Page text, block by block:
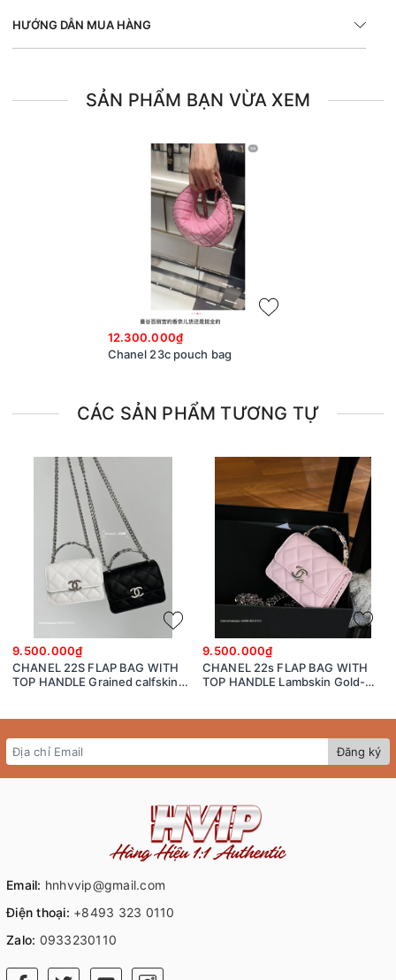
HƯỚNG DẪN MUA HÀNG
SẢN PHẨM BẠN VỪA XEM
12.300.000₫
Chanel 23c pouch bag
CÁC SẢN PHẨM TƯƠNG TỰ
9.500.000₫
CHANEL 22S FLAP BAG WITH
TOP HANDLE Grained calfskin
9.500.000₫
CHANEL 22s FLAP BAG WITH
TOP HANDLE Lambskin Gold-
Đăng ký
Email: hnhvvip@gmail.com
Điện thoại: +8493 323 0110
Zalo: 0933230110